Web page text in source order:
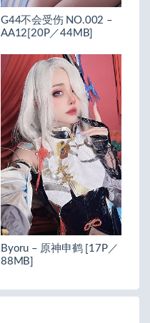
G44不会受伤 NO.002 –
AA12[20P／44MB]
Byoru – 原神申鹤 [17P／
88MB]